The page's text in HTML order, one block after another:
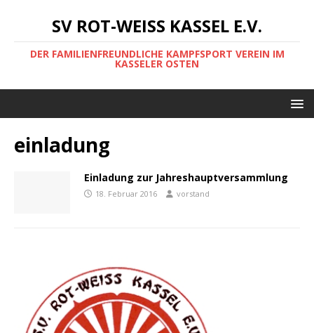
SV ROT-WEISS KASSEL E.V.
DER FAMILIENFREUNDLICHE KAMPFSPORT VEREIN IM
KASSELER OSTEN
einladung
Einladung zur Jahreshauptversammlung
18. Februar 2016 vorstand